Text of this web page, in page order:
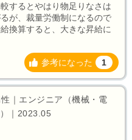
するとやはり物足りなさは
が、裁量労働制になるので
換算すると、大きな昇給に
参考になった 1
｜エンジニア（機械・電
｜2023.05